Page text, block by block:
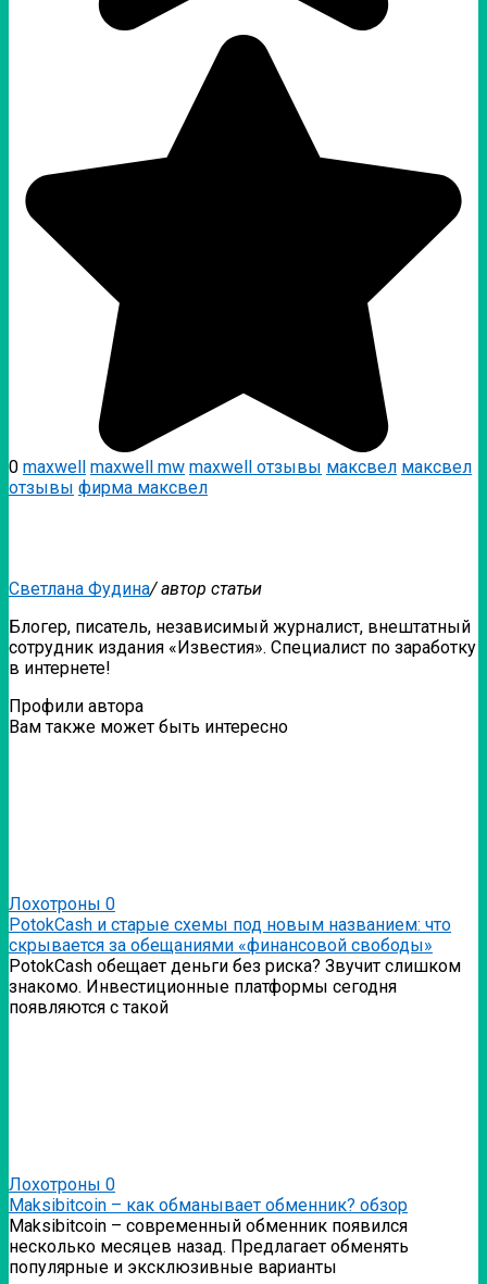
0 maxwell maxwell mw maxwell отзывы максвел максвел
отзывы фирма максвел
Светлана Фудина/ автор статьи
Блогер, писатель, независимый журналист, внештатный
сотрудник издания «Известия». Специалист по заработку
в интернете!
Профили автора
Вам также может быть интересно
Лохотроны 0
PotokCash и старые схемы под новым названием: что
скрывается за обещаниями «финансовой свободы»
PotokCash обещает деньги без риска? Звучит слишком
знакомо. Инвестиционные платформы сегодня
появляются с такой
Лохотроны 0
Мaksibitcoin – как обманывает обменник? обзор
Мaksibitcoin – современный обменник появился
несколько месяцев назад. Предлагает обменять
популярные и эксклюзивные варианты